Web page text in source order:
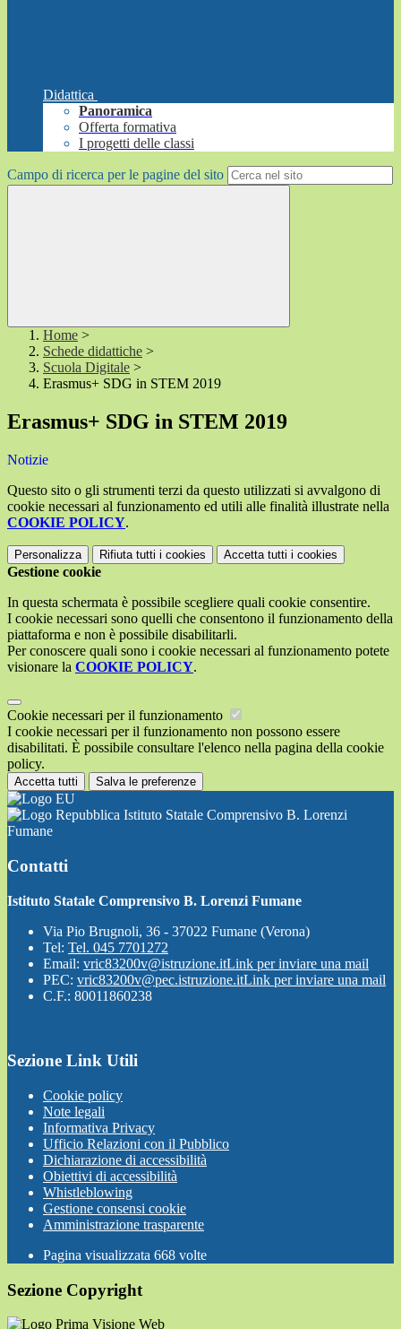
Didattica
Panoramica
Offerta formativa
I progetti delle classi
Campo di ricerca per le pagine del sito
Home >
Schede didattiche >
Scuola Digitale >
Erasmus+ SDG in STEM 2019
Erasmus+ SDG in STEM 2019
Notizie
Questo sito o gli strumenti terzi da questo utilizzati si avvalgono di
cookie necessari al funzionamento ed utili alle finalità illustrate nella
COOKIE POLICY.
Personalizza Rifiuta tutti i cookies Accetta tutti i cookies
Gestione cookie
In questa schermata è possibile scegliere quali cookie consentire.
I cookie necessari sono quelli che consentono il funzionamento della
piattaforma e non è possibile disabilitarli.
Per conoscere quali sono i cookie necessari al funzionamento potete
visionare la COOKIE POLICY.
Cookie necessari per il funzionamento
I cookie necessari per il funzionamento non possono essere
disabilitati. È possibile consultare l'elenco nella pagina della cookie
policy.
Accetta tutti Salva le preferenze
Istituto Statale Comprensivo B. Lorenzi
Fumane
Contatti
Istituto Statale Comprensivo B. Lorenzi Fumane
Via Pio Brugnoli, 36 - 37022 Fumane (Verona)
Tel: Tel. 045 7701272
Email: vric83200v@istruzione.itLink per inviare una mail
PEC: vric83200v@pec.istruzione.itLink per inviare una mail
C.F.: 80011860238
Sezione Link Utili
Cookie policy
Note legali
Informativa Privacy
Ufficio Relazioni con il Pubblico
Dichiarazione di accessibilità
Obiettivi di accessibilità
Whistleblowing
Gestione consensi cookie
Amministrazione trasparente
Pagina visualizzata 668 volte
Sezione Copyright